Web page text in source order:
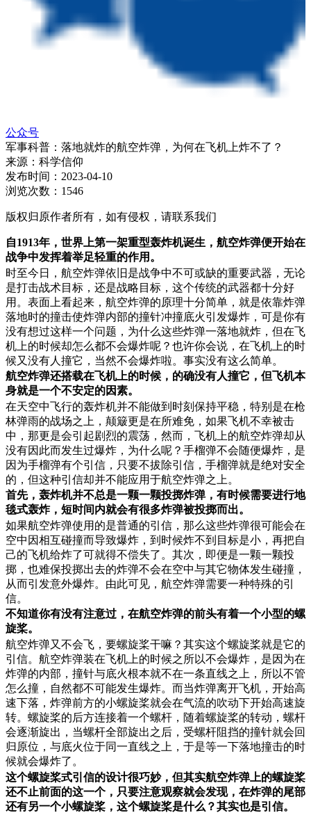
公众号
军事科普：落地就炸的航空炸弹，为何在飞机上炸不了？
来源： 科学信仰
发布时间： 2023-04-10
浏览次数： 1546
版权归原作者所有，如有侵权，请联系我们
自1913年，世界上第一架重型轰炸机诞生，航空炸弹便开始在
战争中发挥着举足轻重的作用。
时至今日，航空炸弹依旧是战争中不可或缺的重要武器，无论
是打击战术目标，还是战略目标，这个传统的武器都十分好
用。表面上看起来，航空炸弹的原理十分简单，就是依靠炸弹
落地时的撞击使炸弹内部的撞针冲撞底火引发爆炸，可是你有
没有想过这样一个问题，为什么这些炸弹一落地就炸，但在飞
机上的时候却怎么都不会爆炸呢？也许你会说，在飞机上的时
候又没有人撞它，当然不会爆炸啦。事实没有这么简单。
航空炸弹还搭载在飞机上的时候，的确没有人撞它，但飞机本
身就是一个不安定的因素。
在天空中飞行的轰炸机并不能做到时刻保持平稳，特别是在枪
林弹雨的战场之上，颠簸更是在所难免，如果飞机不幸被击
中，那更是会引起剧烈的震荡，然而，飞机上的航空炸弹却从
没有因此而发生过爆炸，为什么呢？手榴弹不会随便爆炸，是
因为手榴弹有个引信，只要不拔除引信，手榴弹就是绝对安全
的，但这种引信却并不能应用于航空炸弹之上。
首先，轰炸机并不总是一颗一颗投掷炸弹，有时候需要进行地
毯式轰炸，短时间内就会有很多炸弹被投掷而出。
如果航空炸弹使用的是普通的引信，那么这些炸弹很可能会在
空中因相互碰撞而导致爆炸，到时候炸不到目标是小，再把自
己的飞机给炸了可就得不偿失了。其次，即便是一颗一颗投
掷，也难保投掷出去的炸弹不会在空中与其它物体发生碰撞，
从而引发意外爆炸。由此可见，航空炸弹需要一种特殊的引
信。
不知道你有没有注意过，在航空炸弹的前头有着一个小型的螺
旋桨。
航空炸弹又不会飞，要螺旋桨干嘛？其实这个螺旋桨就是它的
引信。航空炸弹装在飞机上的时候之所以不会爆炸，是因为在
炸弹的内部，撞针与底火根本就不在一条直线之上，所以不管
怎么撞，自然都不可能发生爆炸。而当炸弹离开飞机，开始高
速下落，炸弹前方的小螺旋桨就会在气流的吹动下开始高速旋
转。螺旋桨的后方连接着一个螺杆，随着螺旋桨的转动，螺杆
会逐渐旋出，当螺杆全部旋出之后，受螺杆阻挡的撞针就会回
归原位，与底火位于同一直线之上，于是等一下落地撞击的时
候就会爆炸了。
这个螺旋桨式引信的设计很巧妙，但其实航空炸弹上的螺旋桨
还不止前面的这一个，只要注意观察就会发现，在炸弹的尾部
还有另一个小螺旋桨，这个螺旋桨是什么？其实也是引信。